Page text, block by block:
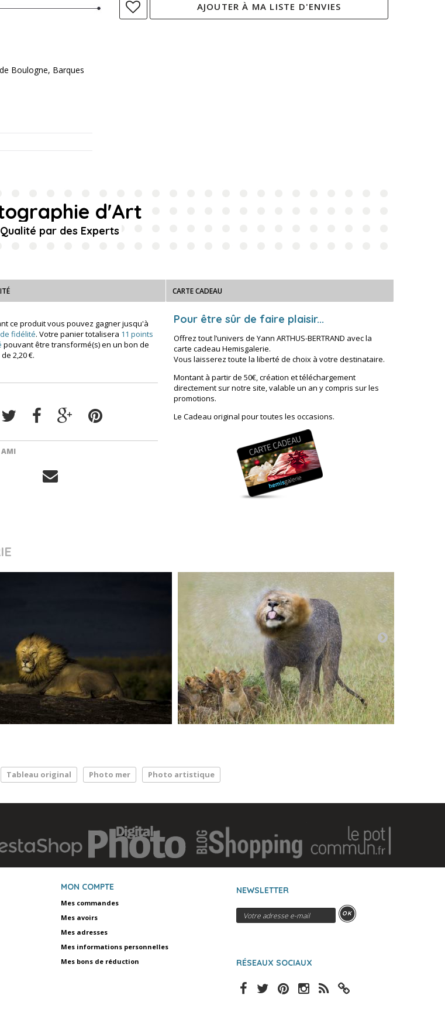
Boulogne, Barques
AJOUTER À MA LISTE D'ENVIES
d'Art
par des Experts
ce produit vous pouvez gagner jusqu'à
fidélité. Votre panier totalisera 11 points
pouvant être transformé(s) en un bon de
2,20 €.
AMI
CARTE CADEAU
Pour être sûr de faire plaisir...
Offrez tout l’univers de Yann ARTHUS-BERTRAND avec la
carte cadeau Hemisgalerie.
Vous laisserez toute la liberté de choix à votre destinataire.
Montant à partir de 50€, création et téléchargement
directement sur notre site, valable un an y compris sur les
promotions.
Le Cadeau original pour toutes les occasions.
Tableau original Photo mer Photo artistique
MON COMPTE
Mes commandes
Mes avoirs
Mes adresses
Mes informations personnelles
Mes bons de réduction
NEWSLETTER
OK
RÉSEAUX SOCIAUX